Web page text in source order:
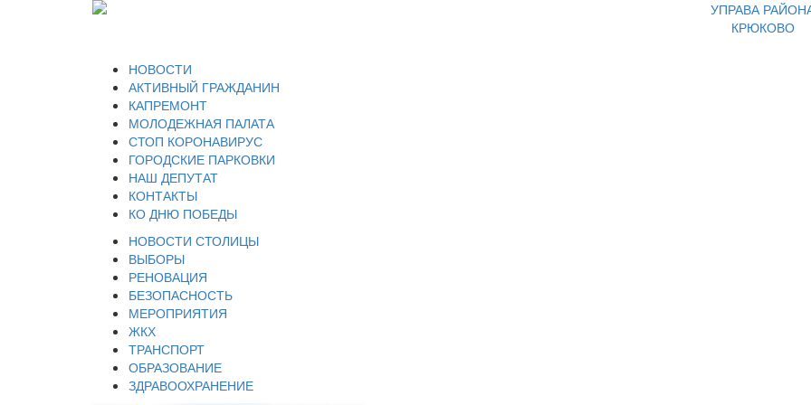
УПРАВА
КРЮКОВО
НОВОСТИ
АКТИВНЫЙ ГРАЖДАНИН
КАПРЕМОНТ
МОЛОДЕЖНАЯ ПАЛАТА
СТОП КОРОНАВИРУС
ГОРОДСКИЕ ПАРКОВКИ
НАШ ДЕПУТАТ
КОНТАКТЫ
КО ДНЮ ПОБЕДЫ
НОВОСТИ СТОЛИЦЫ
ВЫБОРЫ
РЕНОВАЦИЯ
БЕЗОПАСНОСТЬ
МЕРОПРИЯТИЯ
ЖКХ
ТРАНСПОРТ
ОБРАЗОВАНИЕ
ЗДРАВООХРАНЕНИЕ